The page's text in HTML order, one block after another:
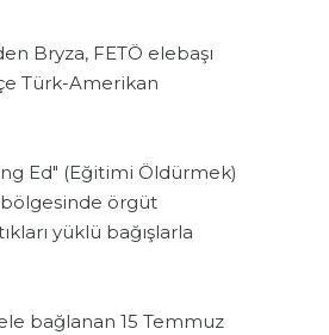
Bryza, FETÖ elebaşı
Türk-Amerikan
Ed" (Eğitimi Öldürmek)
bölgesinde örgüt
yüklü bağışlarla
bağlanan 15 Temmuz